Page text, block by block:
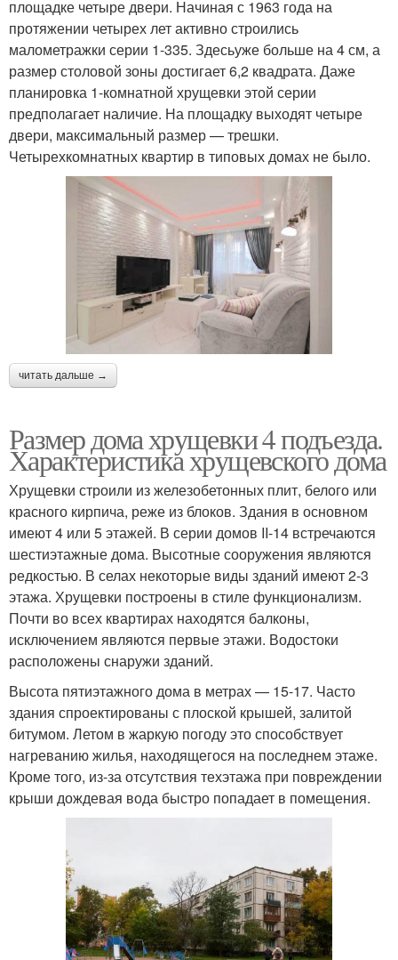
площадке четыре двери. Начиная с 1963 года на
протяжении четырех лет активно строились
малометражки серии 1-335. Здесьуже больше на 4 см, а
размер столовой зоны достигает 6,2 квадрата. Даже
планировка 1-комнатной хрущевки этой серии
предполагает наличие. На площадку выходят четыре
двери, максимальный размер — трешки.
Четырехкомнатных квартир в типовых домах не было.
читать дальше →
Размер дома хрущевки 4 подъезда.
Характеристика хрущевского дома
Хрущевки строили из железобетонных плит, белого или
красного кирпича, реже из блоков. Здания в основном
имеют 4 или 5 этажей. В серии домов II-14 встречаются
шестиэтажные дома. Высотные сооружения являются
редкостью. В селах некоторые виды зданий имеют 2-3
этажа. Хрущевки построены в стиле функционализм.
Почти во всех квартирах находятся балконы,
исключением являются первые этажи. Водостоки
расположены снаружи зданий.
Высота пятиэтажного дома в метрах — 15-17. Часто
здания спроектированы с плоской крышей, залитой
битумом. Летом в жаркую погоду это способствует
нагреванию жилья, находящегося на последнем этаже.
Кроме того, из-за отсутствия техэтажа при повреждении
крыши дождевая вода быстро попадает в помещения.